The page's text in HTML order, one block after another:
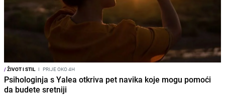
/ŽIVOT I STIL I PRIJE OKO 4H
Psihologinja s Yalea otkriva pet navika koje mogu pomoći
da budete sretniji